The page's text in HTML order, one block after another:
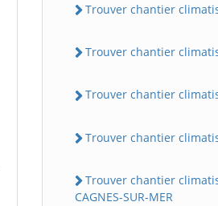
Trouver chantier
Trouver chantier
Trouver chantier
Trouver chantier
Trouver chantier
CAGNES-SUR-MER